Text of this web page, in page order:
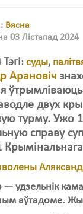
Вясна
03 Лістапад 2024
Тэгі:суды,
Арановіч
двух
турму. Ужо
справу
удзельнік
аўтадоме. Жыў